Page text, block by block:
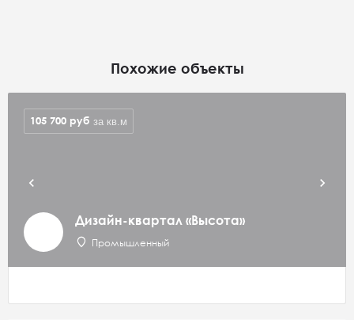
Похожие объекты
Дизайн-квартал «Высота»
Промышленный
105 700 руб за кв.м